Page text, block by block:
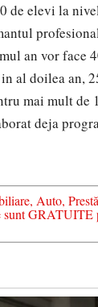
de elevi la
an vor face
al doilea an,
mai mult de
deja
Auto,
GRATUITE